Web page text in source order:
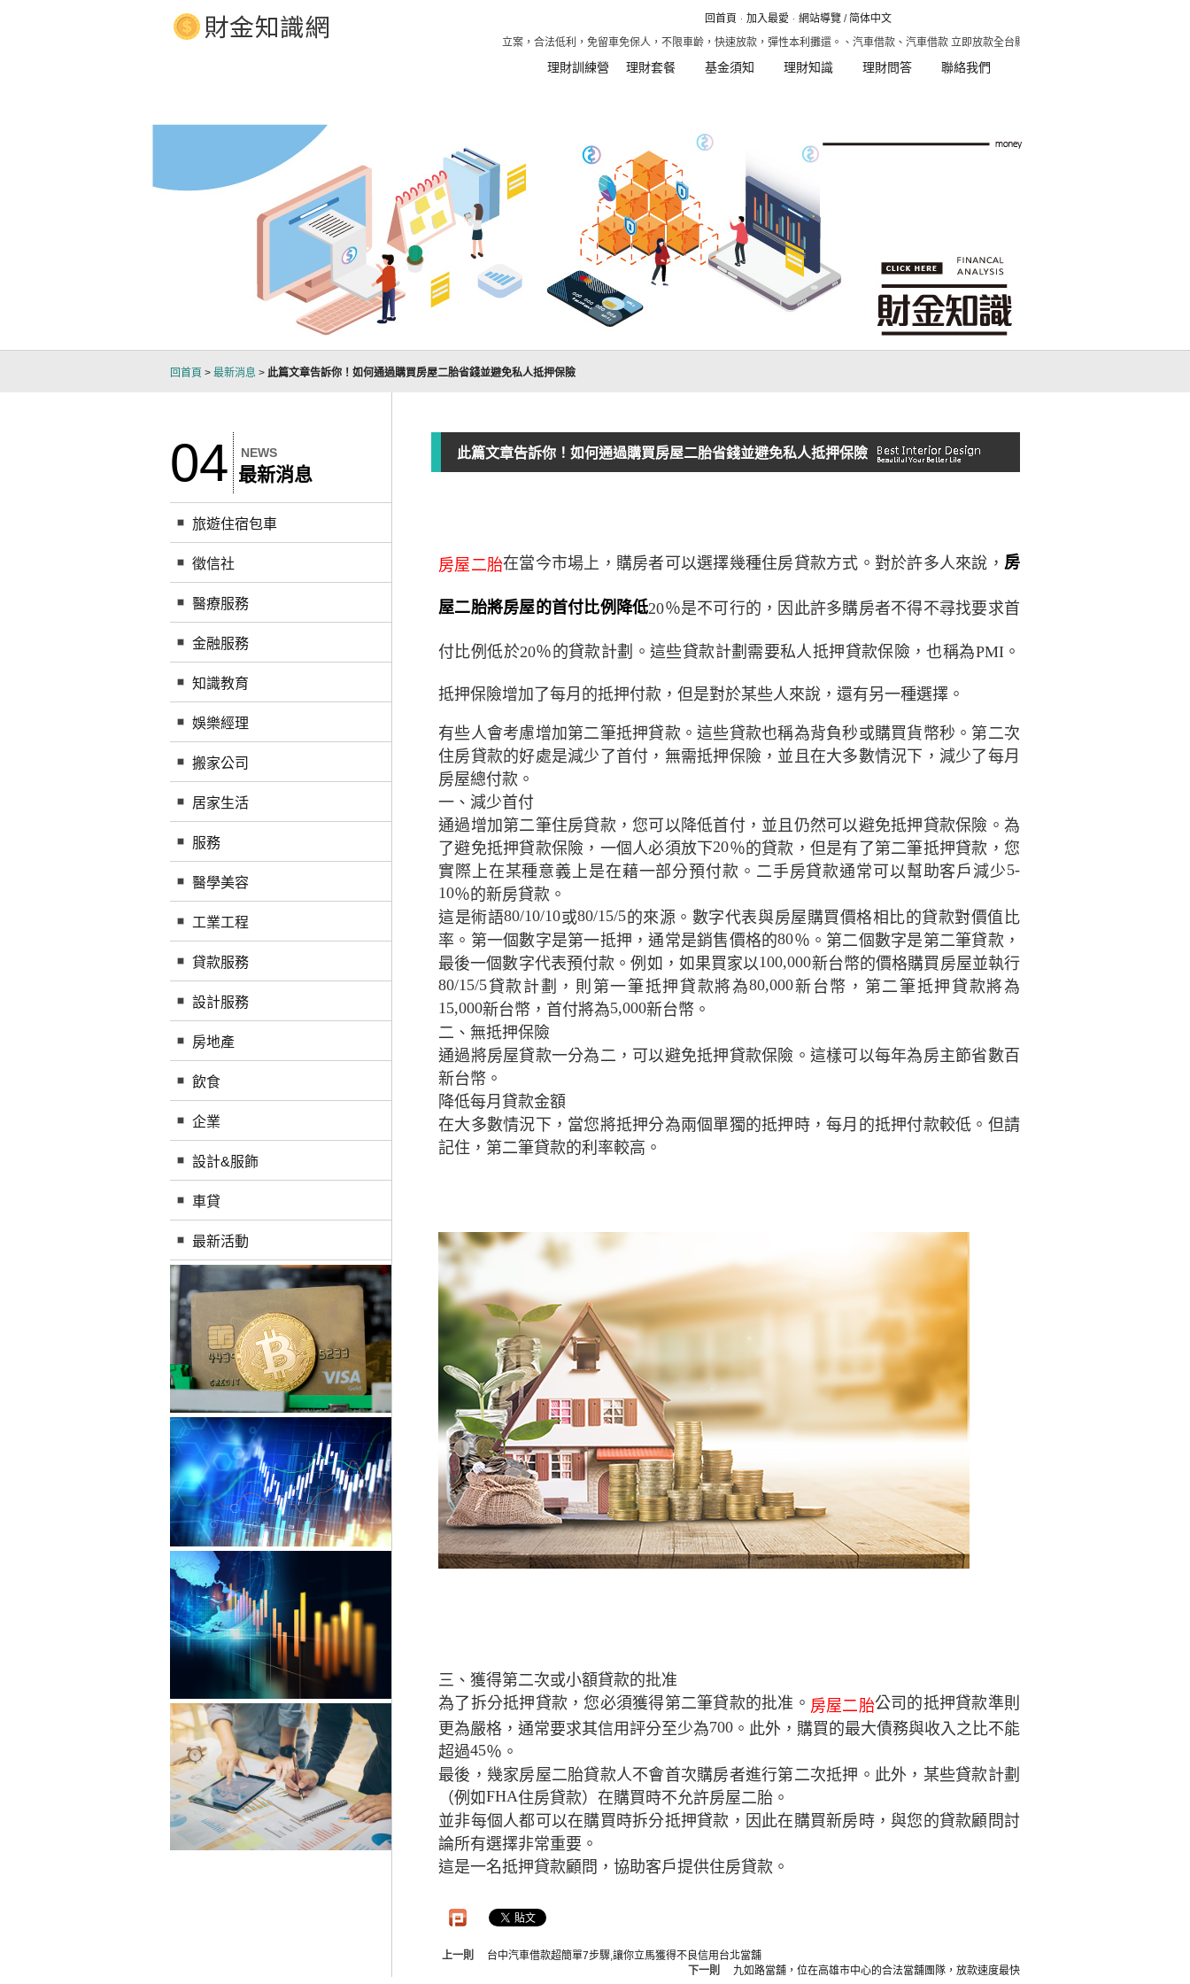
回首頁 加入最愛 網站導覽 /简体中文
立即放款1分鐘預知額度，貸款服務24H線上不打烊，營業時間內30分鐘專人快速回覆！當舖政府立案，合法低利，免留車免保人，不限車齡，快速放款，彈性本利攤還。、汽車借款、汽車借款 立即放款全台縣市當舖，一次網羅缺錢免操煩！提
理財訓練營 理財套餐 基金須知 理財知識 理財問答 聯絡我們
回首頁 > 最新消息 > 此篇文章告訴你！如何通過購買房屋二胎省錢並避免私人抵押保險
04 NEWS
最新消息
旅遊住宿包車
徵信社
醫療服務
金融服務
知識教育
娛樂經理
搬家公司
居家生活
服務
醫學美容
工業工程
貸款服務
設計服務
房地產
飲食
企業
設計&服飾
車貸
最新活動
此篇文章告訴你！如何通過購買房屋二胎省錢並避免私人抵押保險
房屋二胎在當今市場上，購房者可以選擇幾種住房貸款方式。對於許多人來說，房
屋二胎將房屋的首付比例降低20％是不可行的，因此許多購房者不得不尋找要求首
付比例低於20％的貸款計劃。這些貸款計劃需要私人抵押貸款保險，也稱為PMI。
抵押保險增加了每月的抵押付款，但是對於某些人來說，還有另一種選擇。
有些人會考慮增加第二筆抵押貸款。這些貸款也稱為背負秒或購買貨幣秒。第二次
住房貸款的好處是減少了首付，無需抵押保險，並且在大多數情況下，減少了每月
房屋總付款。
一、減少首付
通過增加第二筆住房貸款，您可以降低首付，並且仍然可以避免抵押貸款保險。為
了避免抵押貸款保險，一個人必須放下20％的貸款，但是有了第二筆抵押貸款，您
實際上在某種意義上是在藉一部分預付款。二手房貸款通常可以幫助客戶減少5-
10％的新房貸款。
這是術語80/10/10或80/15/5的來源。數字代表與房屋購買價格相比的貸款對價值比
率。第一個數字是第一抵押，通常是銷售價格的80％。第二個數字是第二筆貸款，
最後一個數字代表預付款。例如，如果買家以100,000新台幣的價格購買房屋並執行
80/15/5貸款計劃，則第一筆抵押貸款將為80,000新台幣，第二筆抵押貸款將為
15,000新台幣，首付將為5,000新台幣。
二、無抵押保險
通過將房屋貸款一分為二，可以避免抵押貸款保險。這樣可以每年為房主節省數百
新台幣。
降低每月貸款金額
在大多數情況下，當您將抵押分為兩個單獨的抵押時，每月的抵押付款較低。但請
記住，第二筆貸款的利率較高。
三、獲得第二次或小額貸款的批准
為了拆分抵押貸款，您必須獲得第二筆貸款的批准。 房屋二胎公司的抵押貸款準則
更為嚴格，通常要求其信用評分至少為700 。此外，購買的最大債務與收入之比不能
超過45％。
最後，幾家房屋二胎貸款人不會首次購房者進行第二次抵押。此外，某些貸款計劃
（例如FHA住房貸款）在購買時不允許房屋二胎。
並非每個人都可以在購買時拆分抵押貸款，因此在購買新房時，與您的貸款顧問討
論所有選擇非常重要。
這是一名抵押貸款顧問，協助客戶提供住房貸款。
上一則
台中汽車借款超簡單7步驟,讓你立馬獲得不良信用台北當舖
下一則
九如路當舖，位在高雄市中心的合法當舖團隊，放款速度最快